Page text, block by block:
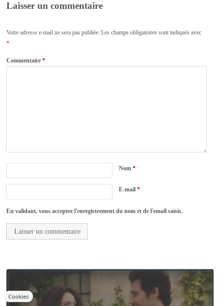
Laisser un commentaire
Votre adresse e-mail ne sera pas publiée. Les champs obligatoires sont indiqués avec
*
Commentaire*
Nom*
E-mail*
En validant, vous acceptez l'enregistrement du nom et de l'email saisis.
Cookies